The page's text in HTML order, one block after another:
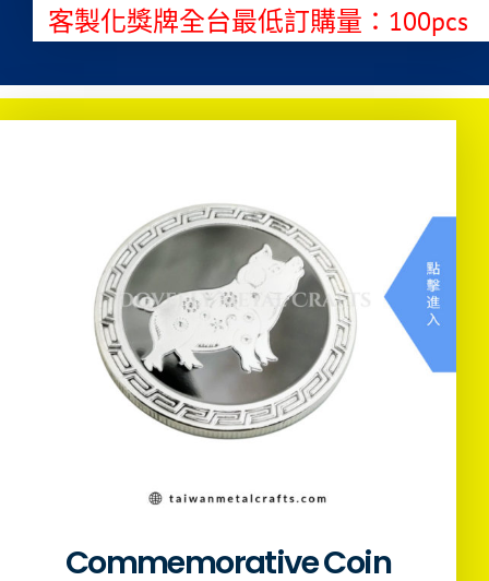
客製化獎牌全台最低訂購量：100pcs ​
Commemorative Coin